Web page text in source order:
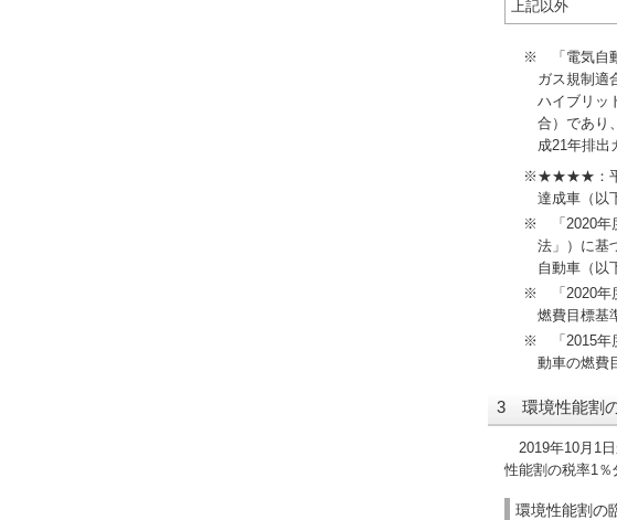
上記以外
※ 「電気自動
ガス規制適
ハイブリッ
合）であり
成21年排出
※ ★★★★
達成車（以
※ 「2020年
法」）に基
自動車（以
※ 「2020年
燃費目標基
※ 「2015年
動車の燃費
3 環境性能割
2019年10月1日
性能割の税率1％
環境性能割の